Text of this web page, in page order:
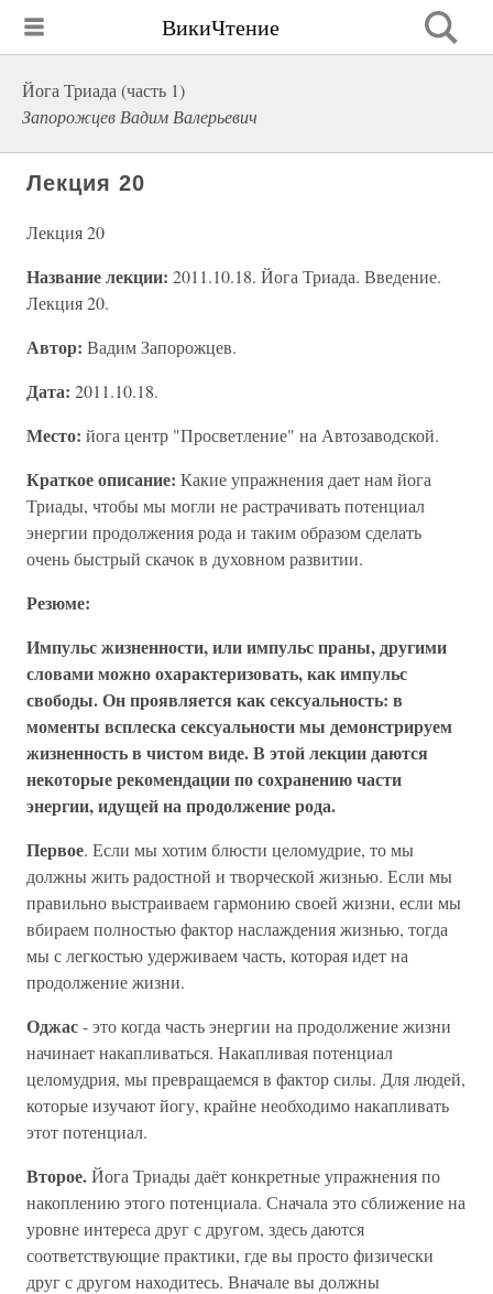
ВикиЧтение
Йога Триада (часть 1)
Запорожцев Вадим Валерьевич
Лекция 20
Лекция 20
Название лекции: 2011.10.18. Йога Триада. Введение.
Лекция 20.
Автор: Вадим Запорожцев.
Дата: 2011.10.18.
Место: йога центр "Просветление" на Автозаводской.
Краткое описание: Какие упражнения дает нам йога
Триады, чтобы мы могли не растрачивать потенциал
энергии продолжения рода и таким образом сделать
очень быстрый скачок в духовном развитии.
Резюме:
Импульс жизненности, или импульс праны, другими
словами можно охарактеризовать, как импульс
свободы. Он проявляется как сексуальность: в
моменты всплеска сексуальности мы демонстрируем
жизненность в чистом виде. В этой лекции даются
некоторые рекомендации по сохранению части
энергии, идущей на продолжение рода.
Первое. Если мы хотим блюсти целомудрие, то мы
должны жить радостной и творческой жизнью. Если мы
правильно выстраиваем гармонию своей жизни, если мы
вбираем полностью фактор наслаждения жизнью, тогда
мы с легкостью удерживаем часть, которая идет на
продолжение жизни.
Оджас- это когда часть энергии на продолжение жизни
начинает накапливаться. Накапливая потенциал
целомудрия, мы превращаемся в фактор силы. Для людей,
которые изучают йогу, крайне необходимо накапливать
этот потенциал.
Второе.Йога Триады даёт конкретные упражнения по
накоплению этого потенциала. Сначала это сближение на
уровне интереса друг с другом, здесь даются
соответствующие практики, где вы просто физически
друг с другом находитесь. Вначале вы должны